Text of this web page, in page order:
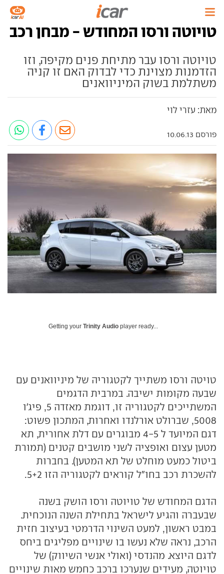
טויוטה ורסו המחודש - מבחן רכב
טויוטה ורסו עבר מתיחת פנים מקיפה, וזו
הזדמנות מצוינת כדי לבדוק האם זו קניה
משתלמת בשוק המיניוואנים
מאת: עזרי לוי
פורסם 10.06.13
Getting your Trinity Audio player ready...
טויטה ורסו משתייך לקטגוריה של מיניוואנים עם
שבעה מקומות ישיבה. במרבית הדגמים
המשתייכים לקטגוריה זו, דוגמת מאזדה 5, פיג'ו
5008, שברולט אורלנדו ואחרות, המתכון פשוט:
דגם המיועד ל 4-5 מבוגרים עם דלת אחורית, תא
מטען עצום ואופציה לשני מושבים קטנים (תמורת
ביטול כמעט מוחלט של תא המטען). בחברות
להשכרת רכב בחו"ל קוראים לקטגוריה הזו 5+2.
הדגם המחודש של טויוטה ורסו הושק בשנה
שבעברה והגיע לישראל בתחילת השנה הנוכחית.
במבט ראשון, למעט השינוי הדרמטי בעיצוב חזית
הרכב, נראה שלא נעשו בו שינויים מפליגים ביחס
לדגם היוצא. מהנדסי (ואולי אנשי השיווק) של
טויוטה, מעידים שנערכו ברכב כחמש מאות שינויים